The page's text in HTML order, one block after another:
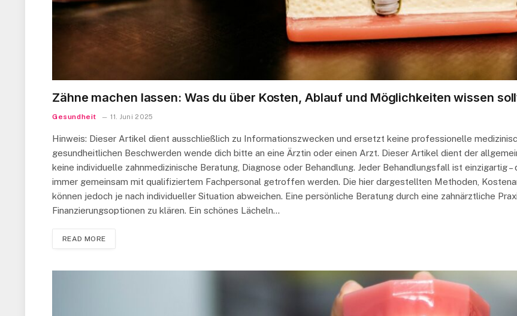
Zähne machen lassen: Was du über Kosten, Ablauf und Möglichkeiten wissen
Gesundheit 11. Juni 2025
Hinweis: Dieser Artikel dient ausschließlich zu Informationszwecken und ersetzt keine professionelle
gesundheitlichen Beschwerden wende dich bitte an eine Ärztin oder einen Arzt. Dieser Artikel dient der
keine individuelle zahnmedizinische Beratung, Diagnose oder Behandlung. Jeder Behandlungsfall ist einzigartig
immer gemeinsam mit qualifiziertem Fachpersonal getroffen werden. Die hier dargestellten Methoden,
können jedoch je nach individueller Situation abweichen. Eine persönliche Beratung durch eine zahnärztliche
Finanzierungsoptionen zu klären. Ein schönes Lächeln…
READ MORE